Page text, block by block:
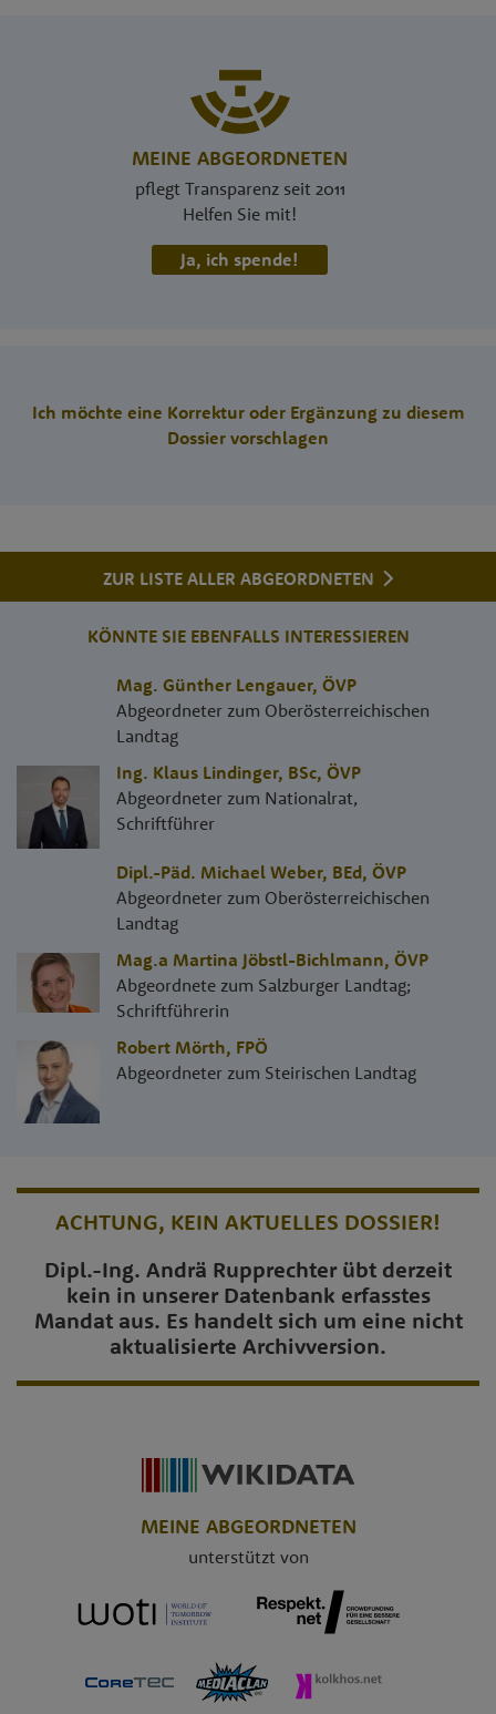
MEINE ABGEORDNETEN
pflegt Transparenz seit 2011
Helfen Sie mit!
Ja, ich spende!
Ich möchte eine Korrektur oder Ergänzung zu diesem
Dossier vorschlagen
ZUR LISTE ALLER ABGEORDNETEN
KÖNNTE SIE EBENFALLS INTERESSIEREN
Mag. Günther Lengauer, ÖVP
Abgeordneter zum Oberösterreichischen
Landtag
Ing. Klaus Lindinger, BSc, ÖVP
Abgeordneter zum Nationalrat,
Schriftführer
Dipl.-Päd. Michael Weber, BEd, ÖVP
Abgeordneter zum Oberösterreichischen
Landtag
Mag.a Martina Jöbstl-Bichlmann, ÖVP
Abgeordnete zum Salzburger Landtag;
Schriftführerin
Robert Mörth, FPÖ
Abgeordneter zum Steirischen Landtag
ACHTUNG, KEIN AKTUELLES DOSSIER!
Dipl.-Ing. Andrä Rupprechter übt derzeit
kein in unserer Datenbank erfasstes
Mandat aus. Es handelt sich um eine nicht
aktualisierte Archivversion.
MEINE ABGEORDNETEN
unterstützt von